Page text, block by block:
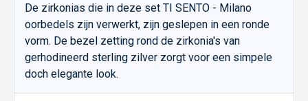
De zirkonias die in deze set TI SENTO - Milano
oorbedels zijn verwerkt, zijn geslepen in een ronde
vorm. De bezel zetting rond de zirkonia's van
gerhodineerd sterling zilver zorgt voor een simpele
doch elegante look.